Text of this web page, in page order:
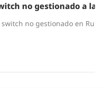
no gestionado a la
no gestionado en